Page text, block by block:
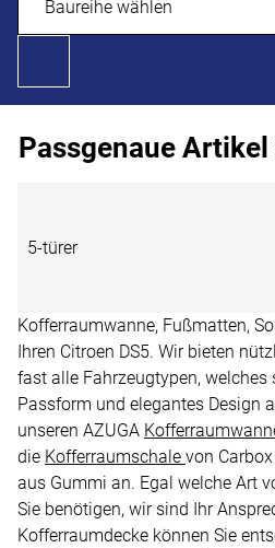
Passgenaue
5-türer
Kofferraumwanne, Fußmatten,
Ihren Citroen DS5. Wir bieten
fast alle Fahrzeugtypen, welches
Passform und elegantes Design
unseren AZUGA
die Kofferraumschale von
aus Gummi an. Egal welche Art
Sie benötigen, wir sind Ihr
Kofferraumdecke können Sie